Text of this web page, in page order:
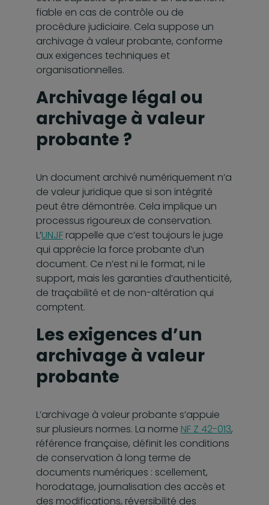
fiable en cas de contrôle ou de
procédure judiciaire. Cela suppose un
archivage à valeur probante, conforme
aux exigences techniques et
organisationnelles.
Archivage légal ou
archivage à valeur
probante ?
Un document archivé numériquement n’a
de valeur juridique que si son intégrité
peut être démontrée. Cela implique un
processus rigoureux de conservation.
L’UNJF rappelle que c’est toujours le juge
qui apprécie la force probante d’un
document. Ce n’est ni le format, ni le
support, mais les garanties d’authenticité,
de traçabilité et de non-altération qui
comptent.
Les exigences d’un
archivage à valeur
probante
L’archivage à valeur probante s’appuie
sur plusieurs normes. La norme NF Z 42-013,
référence française, définit les conditions
de conservation à long terme de
documents numériques : scellement,
horodatage, journalisation des accès et
des modifications, réversibilité des